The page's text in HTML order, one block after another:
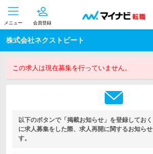
メニュー 会員登録
株式会社ネクストビート
この求人は現在募集を行っていません。
以下のボタンで「掲載お知らせ」を登録してお
に求人募集をした際、求人再開に関するお知ら
す。